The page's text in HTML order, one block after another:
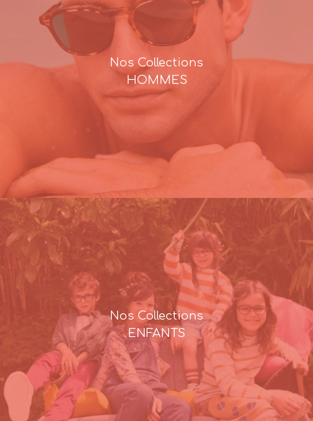
Nos Collections
HOMMES
Nos Collections
ENFANTS